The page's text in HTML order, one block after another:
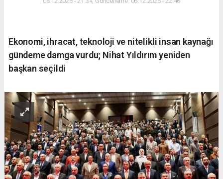
Ekonomi, ihracat, teknoloji ve nitelikli insan kaynağı
gündeme damga vurdu; Nihat Yıldırım yeniden
başkan seçildi